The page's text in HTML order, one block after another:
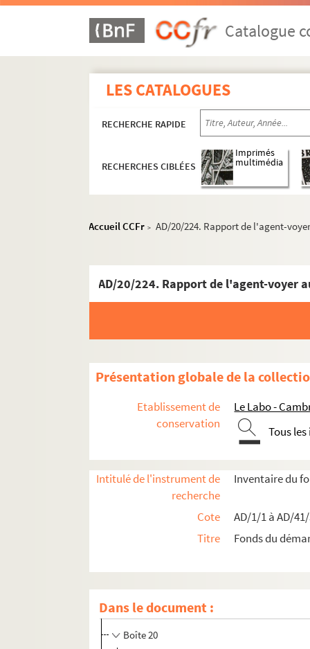
Catalogue
LES CATALOGUES
RECHERCHE RAPIDE
RECHERCHES CIBLÉES
Imprimés
multimédia
Accueil CCFr > AD/20/224. Rapport de l'agent-
Présentation globale de la
Etablissement de
conservation
Le Labo -
Tous
Intitulé de l'instrument de
recherche
Inventaire du
Cote
AD/1/1 à AD/
Titre
Fonds du
Dans le document :
Travaux de voirie
Bâtiments communaux
Travaux de salubrité publique
Boîte 17
Boîte 18
Boîte 19
Boîte 20